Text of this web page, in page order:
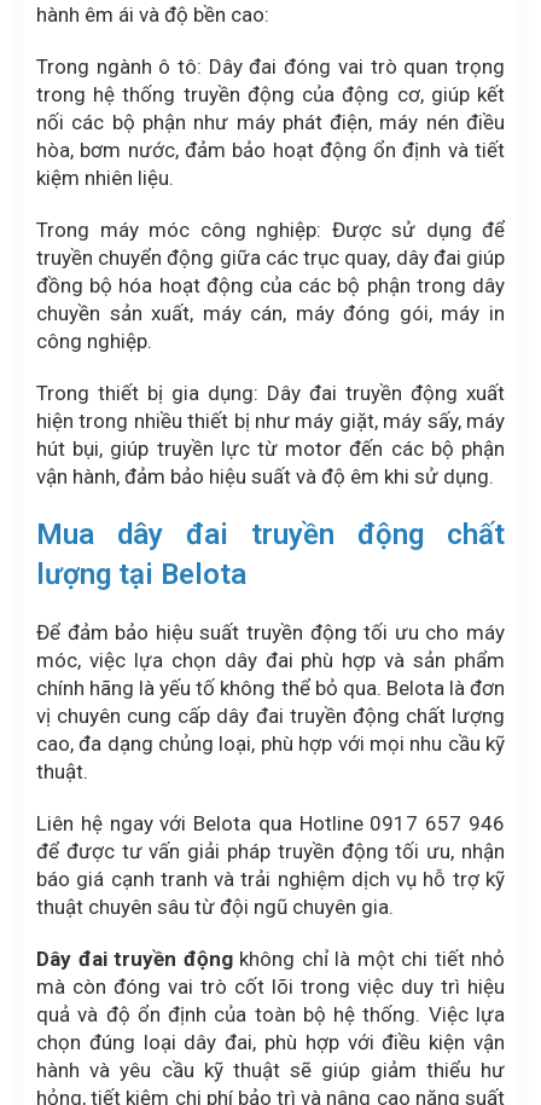
hành êm ái và độ bền cao:
Trong ngành ô tô: Dây đai đóng vai trò quan trọng
trong hệ thống truyền động của động cơ, giúp kết
nối các bộ phận như máy phát điện, máy nén điều
hòa, bơm nước, đảm bảo hoạt động ổn định và tiết
kiệm nhiên liệu.
Trong máy móc công nghiệp: Được sử dụng để
truyền chuyển động giữa các trục quay, dây đai giúp
đồng bộ hóa hoạt động của các bộ phận trong dây
chuyền sản xuất, máy cán, máy đóng gói, máy in
công nghiệp.
Trong thiết bị gia dụng: Dây đai truyền động xuất
hiện trong nhiều thiết bị như máy giặt, máy sấy, máy
hút bụi, giúp truyền lực từ motor đến các bộ phận
vận hành, đảm bảo hiệu suất và độ êm khi sử dụng.
Mua dây đai truyền động chất
lượng tại Belota
Để đảm bảo hiệu suất truyền động tối ưu cho máy
móc, việc lựa chọn dây đai phù hợp và sản phẩm
chính hãng là yếu tố không thể bỏ qua. Belota là đơn
vị chuyên cung cấp dây đai truyền động chất lượng
cao, đa dạng chủng loại, phù hợp với mọi nhu cầu kỹ
thuật.
Liên hệ ngay với Belota qua Hotline 0917 657 946
để được tư vấn giải pháp truyền động tối ưu, nhận
báo giá cạnh tranh và trải nghiệm dịch vụ hỗ trợ kỹ
thuật chuyên sâu từ đội ngũ chuyên gia.
Dây đai truyền độngkhông chỉ là một chi tiết nhỏ
mà còn đóng vai trò cốt lõi trong việc duy trì hiệu
quả và độ ổn định của toàn bộ hệ thống. Việc lựa
chọn đúng loại dây đai, phù hợp với điều kiện vận
hành và yêu cầu kỹ thuật sẽ giúp giảm thiểu hư
hỏng, tiết kiệm chi phí bảo trì và nâng cao năng suất